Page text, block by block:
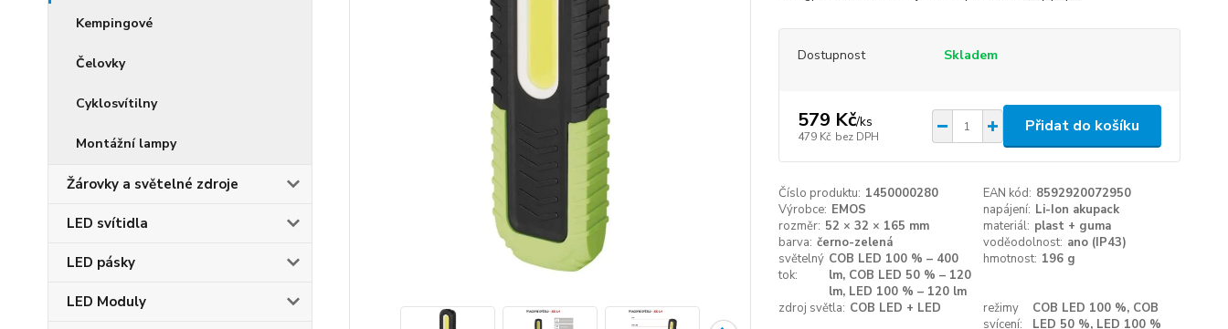
Kempingové
Čelovky
Cyklosvítilny
Montážní lampy
Žárovky a světelné zdroje
LED svítidla
LED pásky
LED Moduly
Dostupnost Skladem
579 Kč/ks
479 Kč bez DPH
Přidat do košíku
Číslo produktu: 1450000280 EAN kód: 8592920072950
Výrobce: EMOS napájení: Li-Ion akupack
rozměr: 52 × 32 × 165 mm materiál: plast + guma
barva: černo-zelená voděodolnost: ano (IP43)
světelný
tok:
COB LED 100 % – 400
lm, COB LED 50 % – 120
lm, LED 100 % – 120 lm
hmotnost: 196 g
zdroj světla: COB LED + LED
režimy
svícení:
COB LED 100 %, COB
LED 50 %, LED 100 %